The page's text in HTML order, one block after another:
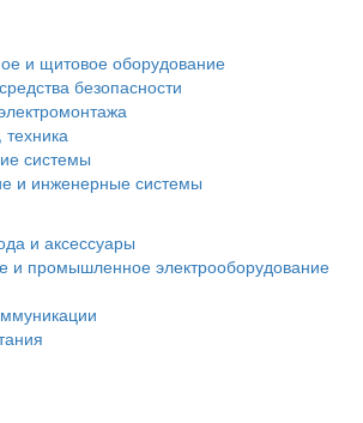
и щитовое оборудование
безопасности
системы
и инженерные системы
и аксессуары
и промышленное электрооборудование